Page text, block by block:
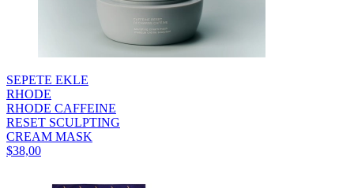
SEPETE EKLE
RHODE
RHODE CAFFEINE
RESET SCULPTING
CREAM MASK
$38,00